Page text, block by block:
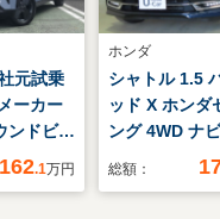
元試乗
ーカー
ンドビュ
LEDヘッ
162.1万円
ホンダ
シャトル 1.5
ッド X ホンダ
ング 4WD ナ
セグ リアカ
総額：